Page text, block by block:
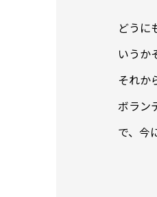
どうに
いうか
それか
ボラン
で、今